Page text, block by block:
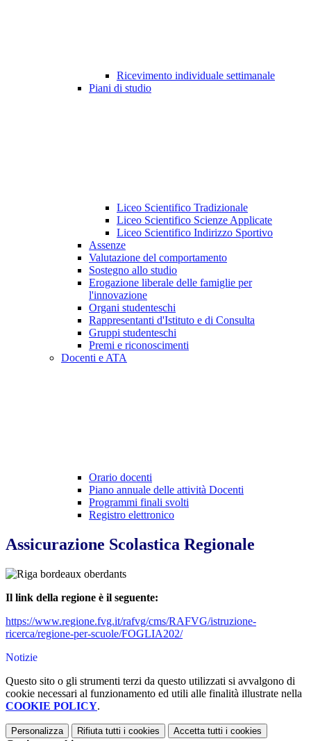
Ricevimento individuale settimanale
Piani di studio
Liceo Scientifico Tradizionale
Liceo Scientifico Scienze Applicate
Liceo Scientifico Indirizzo Sportivo
Assenze
Valutazione del comportamento
Sostegno allo studio
Erogazione liberale delle famiglie per
l'innovazione
Organi studenteschi
Rappresentanti d'Istituto e di Consulta
Gruppi studenteschi
Premi e riconoscimenti
Docenti e ATA
Orario docenti
Piano annuale delle attività Docenti
Programmi finali svolti
Registro elettronico
Assicurazione Scolastica Regionale
Il link della regione è il seguente:
https://www.regione.fvg.it/rafvg/cms/RAFVG/istruzione-
ricerca/regione-per-scuole/FOGLIA202/
Notizie
Questo sito o gli strumenti terzi da questo utilizzati si avvalgono di
cookie necessari al funzionamento ed utili alle finalità illustrate nella
COOKIE POLICY.
Personalizza Rifiuta tutti i cookies Accetta tutti i cookies